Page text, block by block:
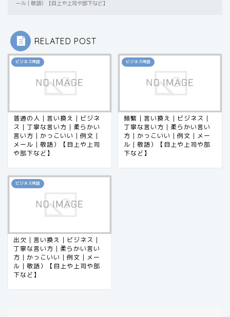
ール｜敬語）【目上や上司や部下など】
RELATED POST
ビジネス用語
普通の人｜言い換え｜ビジネ
ス｜丁寧な言い方｜柔らかい
言い方｜かっこいい｜例文｜
メール｜敬語）【目上や上司
や部下など】
ビジネス用語
頻繁｜言い換え｜ビジネス｜
丁寧な言い方｜柔らかい言い
方｜かっこいい｜例文｜メー
ル｜敬語）【目上や上司や部
下など】
ビジネス用語
出欠｜言い換え｜ビジネス｜
丁寧な言い方｜柔らかい言い
方｜かっこいい｜例文｜メー
ル｜敬語）【目上や上司や部
下など】